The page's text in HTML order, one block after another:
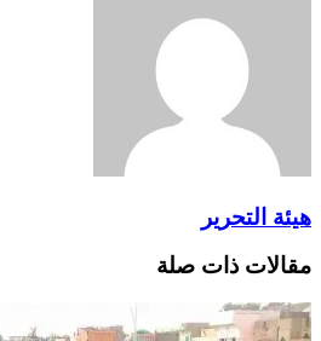
هيئة التحرير
مقالات ذات صلة